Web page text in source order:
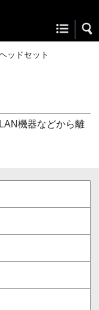
ッドセット
機器などから離